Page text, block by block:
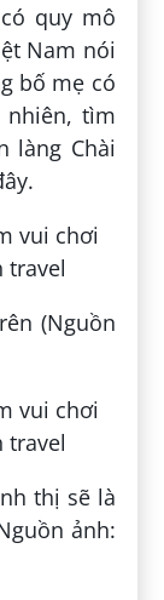
quy mô
Nam nói
bố mẹ có
nhiên, tìm
làng Chài
(Nguồn
thị sẽ là
ảnh: